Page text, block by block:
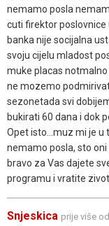
nemamo posla
cuti firektor poslovnice
banka nije socijalna
svoju cijelu mladost
muke placas
ne mozemo
sezonetada svi
bukirati 60 dana i dok
Opet isto...muz mi je u
nemamo posla, sto
bravo za Vas dajete
programu i vratite
Snjeskica prije više